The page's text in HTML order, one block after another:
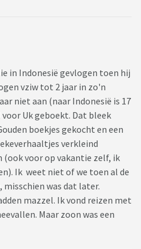
in Indonesië gevlogen toen hij
vziw tot 2 jaar in zo'n
niet aan (naar Indonesië is 17
Uk geboekt. Dat bleek
boekjes gekocht en een
verkleind
voor op vakantie zelf, ik
Ik weet niet of we toen al de
misschien was dat later.
mazzel. Ik vond reizen met
Maar zoon was een